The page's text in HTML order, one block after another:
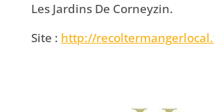
Les Jardins De Corneyzin.
Site : http://